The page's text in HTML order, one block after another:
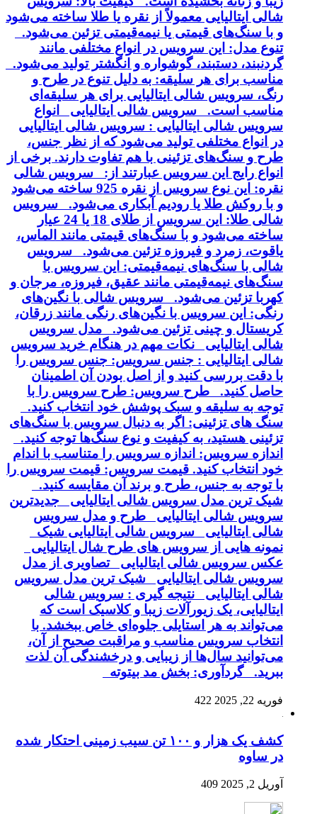
شالی ایتالیایی معمولاً از نقره یا طلا ساخته می‌شود
و با سنگ‌های قیمتی یا نیمه‌قیمتی تزئین می‌شود.
تنوع مدل: این سرویس در انواع مختلفی مانند
گردنبند، دستبند، گوشواره و انگشتر تولید می‌شود.
مناسب برای هر سلیقه: به دلیل تنوع در طرح و
رنگ، سرویس شالی ایتالیایی برای هر سلیقه‌ای
مناسب است. سرویس شالی ایتالیایی انواع
سرویس شالی ایتالیایی : سرویس شالی ایتالیایی
در انواع مختلفی تولید می‌شود که از نظر جنس،
طرح و سنگ‌های تزئینی با هم تفاوت دارند. برخی از
انواع رایج این سرویس عبارتند از: سرویس شالی
نقره: این نوع سرویس از نقره 925 ساخته می‌شود
و با روکش طلا یا رودیم آبکاری می‌شود. سرویس
شالی طلا: این سرویس از طلای 18 یا 24 عیار
ساخته می‌شود و با سنگ‌های قیمتی مانند الماس،
یاقوت، زمرد و فیروزه تزئین می‌شود. سرویس
شالی با سنگ‌های نیمه‌قیمتی: این سرویس با
سنگ‌های نیمه‌قیمتی مانند عقیق، فیروزه، مرجان و
کهربا تزئین می‌شود. سرویس شالی با نگین‌های
رنگی: این سرویس با نگین‌های رنگی مانند زرقان،
کریستال و چینی تزئین می‌شود. مدل سرویس
شالی ایتالیایی نکات مهم در هنگام خرید سرویس
شالی ایتالیایی : جنس سرویس: جنس سرویس را
با دقت بررسی کنید و از اصل بودن آن اطمینان
حاصل کنید. طرح سرویس: طرح سرویس را با
توجه به سلیقه و سبک پوشش خود انتخاب کنید.
سنگ های تزئینی: اگر به دنبال سرویس با سنگ‌های
تزئینی هستید، به کیفیت و نوع سنگ‌ها توجه کنید.
اندازه سرویس: اندازه سرویس را متناسب با اندام
خود انتخاب کنید. قیمت سرویس: قیمت سرویس را
با توجه به جنس، طرح و برند آن مقایسه کنید.
شیک ترین مدل سرویس شالی ایتالیایی جدیدترین
سرویس شالی ایتالیایی طرح و مدل سرویس
شالی ایتالیایی سرویس شالی ایتالیایی شیک
نمونه هایی از سرویس های طرح شال ایتالیایی
عکس سرویس شالی ایتالیایی تصاویری از مدل
سرویس شالی ایتالیایی شیک ترین مدل سرویس
شالی ایتالیایی نتیجه گیری : سرویس شالی
ایتالیایی، یک زیورآلات زیبا و کلاسیک است که
می‌تواند به هر استایلی جلوه‌ای خاص ببخشد. با
انتخاب سرویس مناسب و مراقبت صحیح از آن،
می‌توانید سال‌ها از زیبایی و درخشندگی آن لذت
ببرید. گردآوری: بخش مد بیتوته
فوریه 22, 2025 422
کشف یک هزار و ۱۰۰ تن سیب زمینی احتکار شده
در ساوه
آوریل 2, 2025 409